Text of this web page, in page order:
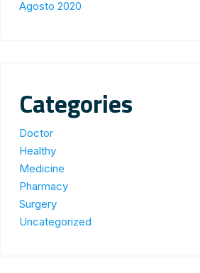
Agosto 2020
Categories
Doctor
Healthy
Medicine
Pharmacy
Surgery
Uncategorized